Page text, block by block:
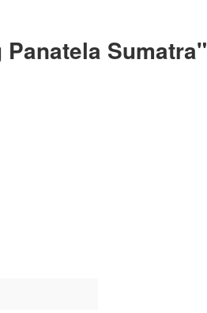
Sumatra"